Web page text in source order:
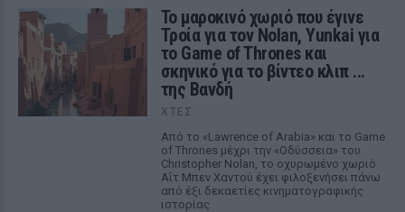
Το μαροκινό χωριό που έγινε
Τροία για τον Nolan, Yunkai για
το Game of Thrones και
σκηνικό για το βίντεο κλιπ ...
της Βανδή
ΧΤΕΣ
Από το «Lawrence of Arabia» και το Game
of Thrones μέχρι την «Οδύσσεια» του
Christopher Nolan, το οχυρωμένο χωριό
Αΐτ Μπεν Χαντού έχει φιλοξενήσει πάνω
από έξι δεκαετίες κινηματογραφικής
ιστορίας